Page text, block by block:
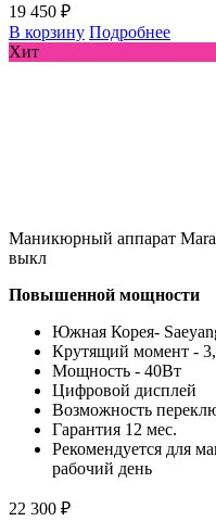
19 450 ₽
В корзину Подробнее
Хит
Маникюрный аппарат
выкл
Повышенной мощности
Южная Корея-
Крутящий момент -
Мощность - 40Вт
Цифровой дисплей
Возможность
Гарантия 12 мес.
Рекомендуется для
рабочий день
22 300 ₽